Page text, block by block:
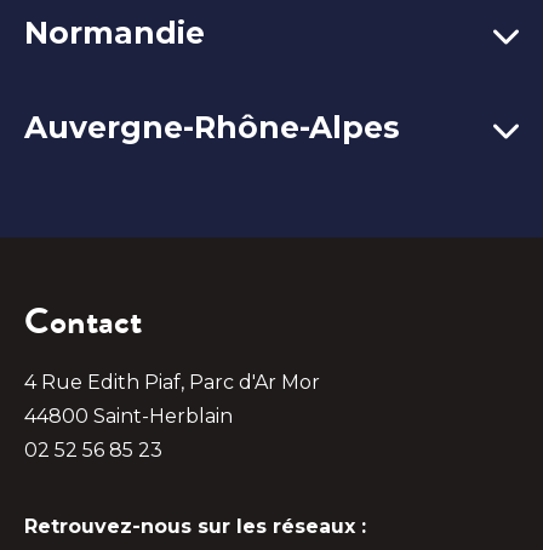
Normandie
Auvergne-Rhône-Alpes
Contact
4 Rue Edith Piaf, Parc d'Ar Mor
44800 Saint-Herblain
02 52 56 85 23
Retrouvez-nous sur les réseaux :